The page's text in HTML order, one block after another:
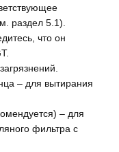
раздел 5.1).
что он
– для вытирания
– для
фильтра с